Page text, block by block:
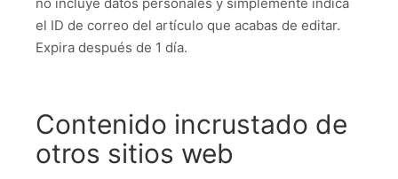
el ID de correo del artículo que acabas de editar.
Expira después de 1 día.
Contenido incrustado de
otros sitios web